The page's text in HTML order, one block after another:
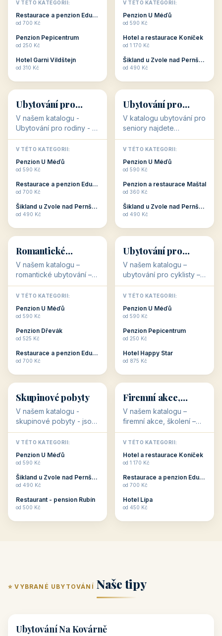
dovolenou přímo
souvisejí. Aktivní
odpočinek jso...
V TÉTO KATEGORII:
Restaurace a penzion Eduard
od 700 Kč
Penzion Pepicentrum
od 250 Kč
Hotel Garni Vildštejn
od 310 Kč
cenově dostupné
ubytování v ČR. Budete
c...
V TÉTO KATEGORII:
Penzion U Méďů
od 590 Kč
Hotel a restaurace Koníček
od 1 170 Kč
Šikland u Zvole nad Pernštejnem
od 490 Kč
👨‍👩‍👧‍👦
👨‍👩‍👧‍👦
34 objektů
Ubytování pro
rodiny
V našem katalogu -
Ubytování pro rodiny -
jsou pro Vás připraveny
objekty, které svojí
polohou či vybaveností,
nabízí klidné ubytování
V TÉTO KATEGORII:
Penzion U Méďů
od 590 Kč
Restaurace a penzion Eduard
od 700 Kč
Šikland u Zvole nad Pernštejnem
od 490 Kč
🧓
🧓
33 objektů
Ubytování pro
seniory
V katalogu ubytování pro
seniory najdete
penziony a hotely, které
jsou přizpůsobeny pro
ubytování klientů vyššího
věku. Některé z nich
V TÉTO KATEGORII:
Penzion U Méďů
od 590 Kč
Penzion a restaurace Maštal
od 360 Kč
Šikland u Zvole nad Pernštejnem
od 490 Kč
💕
💕
Romantické
ubytování
V našem katalogu –
romantické ubytování –
jsou pro Vás připraveny
objekty, které svojí
stavbou, polohou anebo
zaměřením nabízí
Romantické ...
V TÉTO KATEGORII:
Penzion U Méďů
od 590 Kč
Penzion Dřevák
od 525 Kč
Restaurace a penzion Eduard
od 700 Kč
🚴
🚴
32 objektů
Ubytování pro
cyklisty
V našem katalogu –
ubytování pro cyklisty –
jsou pro Vás připraveny
objekty, které jsou na
milovníky cykloturistiky
připraveny. Většinou mají
V TÉTO KATEGORII:
Penzion U Méďů
od 590 Kč
Penzion Pepicentrum
od 250 Kč
Hotel Happy Star
od 875 Kč
👥
👥
32 objektů
Skupinové pobyty
V našem katalogu -
skupinové pobyty - jsou
pro Vás připraveny
objekty, které nabízí
ubytování skupin v
penzionech, hotelích a
Budete překva...
V TÉTO KATEGORII:
Penzion U Méďů
od 590 Kč
Šikland u Zvole nad Pernštejnem
od 490 Kč
Restaurant - pension Rubín
od 500 Kč
💼
💼
31 objektů
Firemní akce,
školení
V našem katalogu –
firemní akce, školení –
jsou pro Vás připraveny
objekty, které mají
zkušenosti pořádat i
menší firemní akce a
ob...
V TÉTO KATEGORII:
Hotel a restaurace Koníček
od 1 170 Kč
Restaurace a penzion Eduard
od 700 Kč
Hotel Lípa
od 450 Kč
⭐ VYBRANÉ UBYTOVÁNÍ Naše tipy
🏡 penzion
Ubytování Na Kovárně